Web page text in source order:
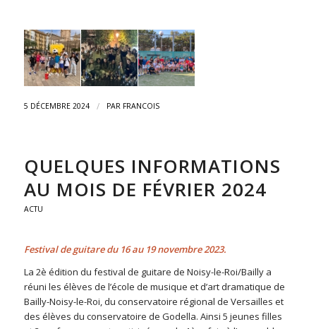
5 DÉCEMBRE 2024 / PAR FRANCOIS
QUELQUES INFORMATIONS
AU MOIS DE FÉVRIER 2024
ACTU
Festival de guitare du 16 au 19 novembre 2023.
La 2è édition du festival de guitare de Noisy-le-Roi/Bailly a
réuni les élèves de l’école de musique et d’art dramatique de
Bailly-Noisy-le-Roi, du conservatoire régional de Versailles et
des élèves du conservatoire de Godella. Ainsi 5 jeunes filles